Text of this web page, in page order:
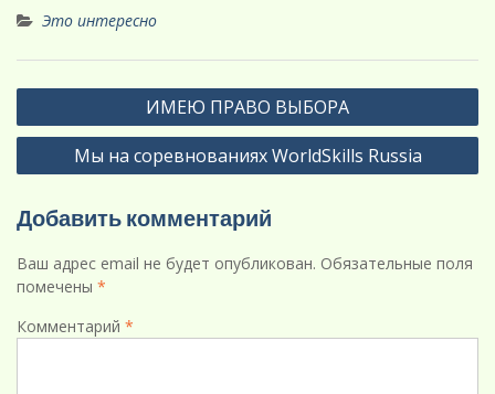
Это интересно
Навигация
по
записям
ИМЕЮ ПРАВО ВЫБОРА
Мы на соревнованиях WorldSkills Russia
Добавить комментарий
Ваш адрес email не будет опубликован. Обязательные поля
помечены *
Комментарий *